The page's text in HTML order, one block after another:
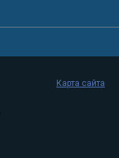
Карта сайта